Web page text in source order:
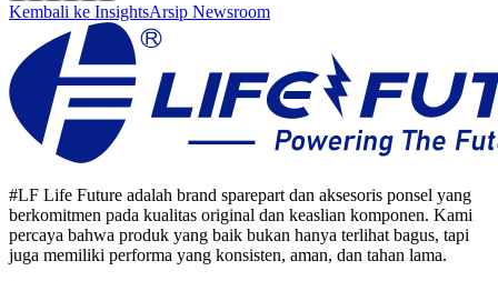
Kembali ke InsightsArsip Newsroom
#LF Life Future adalah brand sparepart dan aksesoris ponsel yang
berkomitmen pada kualitas original dan keaslian komponen. Kami
percaya bahwa produk yang baik bukan hanya terlihat bagus, tapi
juga memiliki performa yang konsisten, aman, dan tahan lama.